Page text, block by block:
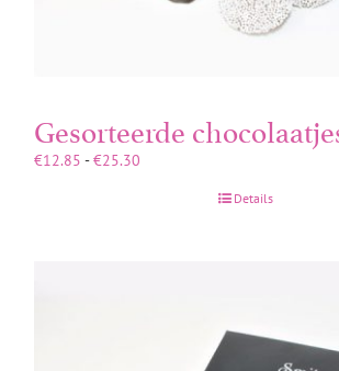
Gesorteerde
€12.85 - €25.30
Details